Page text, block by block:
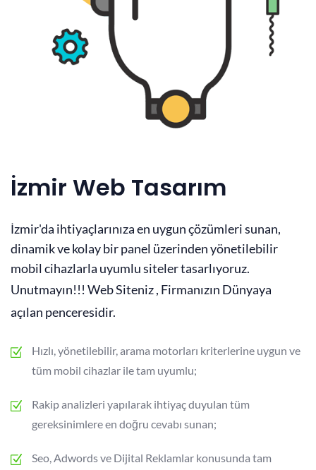
İzmir Web Tasarım
İzmir'da ihtiyaçlarınıza en uygun çözümleri sunan,
dinamik ve kolay bir panel üzerinden yönetilebilir
mobil cihazlarla uyumlu siteler tasarlıyoruz.
Unutmayın!!! Web Siteniz , Firmanızın Dünyaya
açılan penceresidir.
Hızlı, yönetilebilir, arama motorları kriterlerine uygun ve
tüm mobil cihazlar ile tam uyumlu;
Rakip analizleri yapılarak ihtiyaç duyulan tüm
gereksinimlere en doğru cevabı sunan;
Seo, Adwords ve Dijital Reklamlar konusunda tam